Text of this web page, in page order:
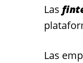
Las
Las